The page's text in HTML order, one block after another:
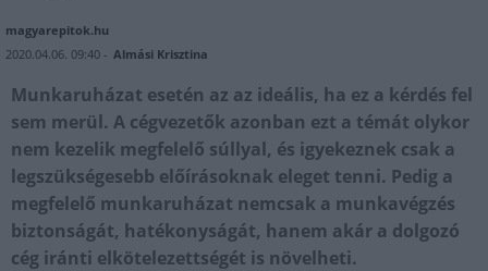
magyarepitok.hu
2020.04.06. 09:40 - Almási Krisztina
Munkaruházat esetén az az ideális, ha ez a kérdés fel
sem merül. A cégvezetők azonban ezt a témát olykor
nem kezelik megfelelő súllyal, és igyekeznek csak a
legszükségesebb előírásoknak eleget tenni. Pedig a
megfelelő munkaruházat nemcsak a munkavégzés
biztonságát, hatékonyságát, hanem akár a dolgozó
cég iránti elkötelezettségét is növelheti.